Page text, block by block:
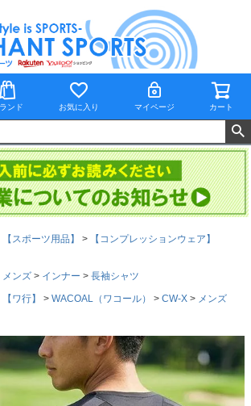
ンド お気に入り マイページ カート
【スポーツ用品】
【コンプレッションウェア】
メンズ インナー
長袖シャツ
【ワ行】 WACOAL（ワコール） CW-X メンズ